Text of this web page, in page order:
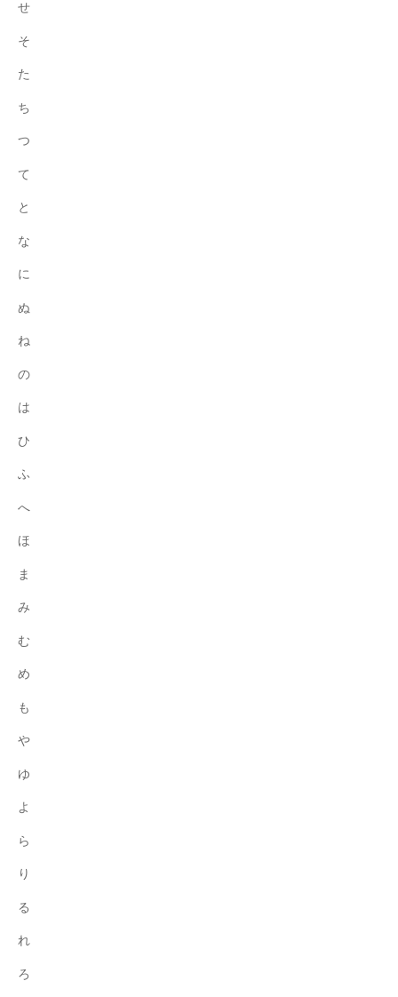
り
ま
。
せ
そ
た
ち
つ
て
と
な
に
ぬ
ね
の
は
ひ
ふ
へ
ほ
ま
み
む
め
も
や
ゆ
よ
ら
り
る
れ
ろ